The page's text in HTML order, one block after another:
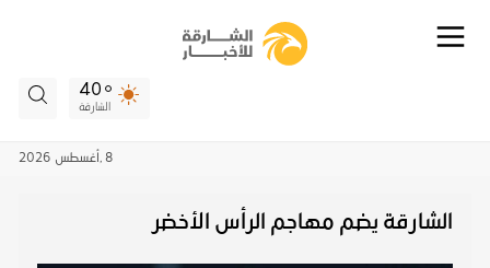
40
الشارقة
8 , أغسطس 2026
الشارقة يضم مهاجم الرأس الأخضر